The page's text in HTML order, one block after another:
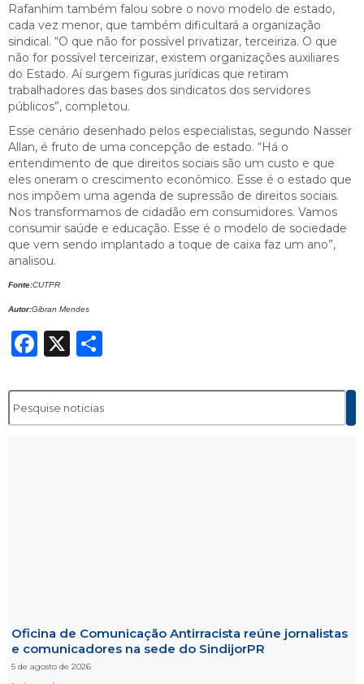
Rafanhim também falou sobre o novo modelo de estado,
cada vez menor, que também dificultará a organização
sindical. “O que não for possível privatizar, terceiriza. O que
não for possível terceirizar, existem organizações auxiliares
do Estado. Aí surgem figuras jurídicas que retiram
trabalhadores das bases dos sindicatos dos servidores
públicos”, completou.
Esse cenário desenhado pelos especialistas, segundo Nasser
Allan, é fruto de uma concepção de estado. “Há o
entendimento de que direitos sociais são um custo e que
eles oneram o crescimento econômico. Esse é o estado que
nos impõem uma agenda de supressão de direitos sociais.
Nos transformamos de cidadão em consumidores. Vamos
consumir saúde e educação. Esse é o modelo de sociedade
que vem sendo implantado a toque de caixa faz um ano”,
analisou.
Fonte:CUTPR
Autor:Gibran Mendes
Facebook
X
Oficina de Comunicação Antirracista reúne jornalistas
e comunicadores na sede do SindijorPR
5 de agosto de 2026